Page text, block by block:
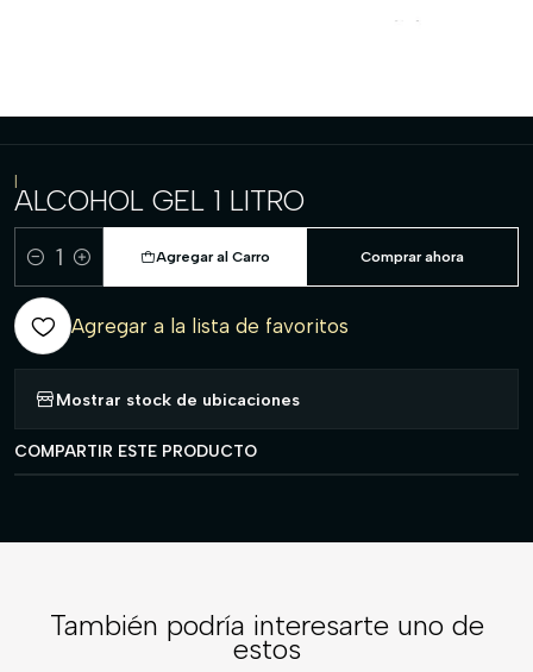
|
ALCOHOL GEL 1 LITRO
Cantidad
Agregar al Carro Comprar ahora
Agregar a la lista de favoritos
Mostrar stock de ubicaciones
COMPARTIR ESTE PRODUCTO
También podría interesarte uno de
estos